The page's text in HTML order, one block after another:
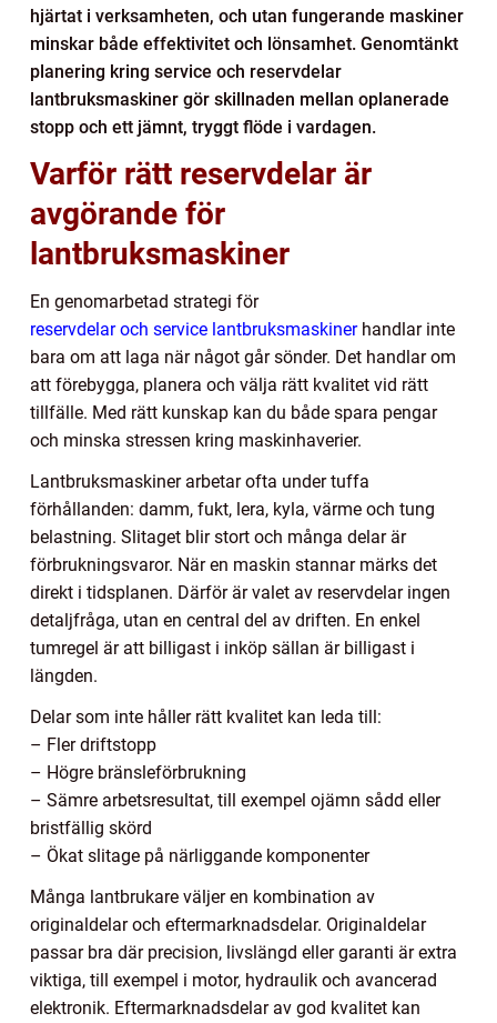
hjärtat i verksamheten, och utan fungerande maskiner
minskar både effektivitet och lönsamhet. Genomtänkt
planering kring service och reservdelar
lantbruksmaskiner gör skillnaden mellan oplanerade
stopp och ett jämnt, tryggt flöde i vardagen.
Varför rätt reservdelar är
avgörande för
lantbruksmaskiner
En genomarbetad strategi för
reservdelar och service lantbruksmaskinerhandlar inte
bara om att laga när något går sönder. Det handlar om
att förebygga, planera och välja rätt kvalitet vid rätt
tillfälle. Med rätt kunskap kan du både spara pengar
och minska stressen kring maskinhaverier.
Lantbruksmaskiner arbetar ofta under tuffa
förhållanden: damm, fukt, lera, kyla, värme och tung
belastning. Slitaget blir stort och många delar är
förbrukningsvaror. När en maskin stannar märks det
direkt i tidsplanen. Därför är valet av reservdelar ingen
detaljfråga, utan en central del av driften. En enkel
tumregel är att billigast i inköp sällan är billigast i
längden.
Delar som inte håller rätt kvalitet kan leda till:
– Fler driftstopp
– Högre bränsleförbrukning
– Sämre arbetsresultat, till exempel ojämn sådd eller
bristfällig skörd
– Ökat slitage på närliggande komponenter
Många lantbrukare väljer en kombination av
originaldelar och eftermarknadsdelar. Originaldelar
passar bra där precision, livslängd eller garanti är extra
viktiga, till exempel i motor, hydraulik och avancerad
elektronik. Eftermarknadsdelar av god kvalitet kan